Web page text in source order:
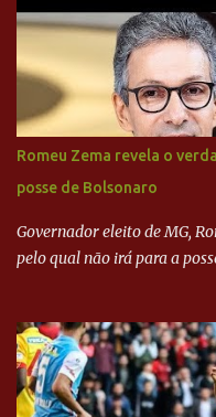
Executiva Nacional do
texto também põe fim a um
revista que o codinome
empreiteira refere-se ao
Alckmin (PSDB) — nenhum
diretamente com o
dinheiro da Odebrecht
mais... A Lava Jato chega ao
Romeu Zema revela o
posse de Bolsonaro
Governador eleito de MG,
pelo qual não irá para a